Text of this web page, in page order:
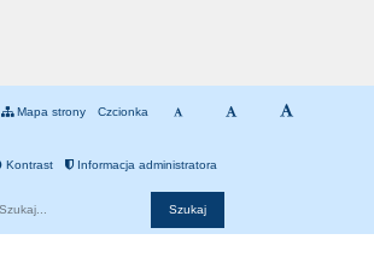
Mapa strony Czcionka
Kontrast Informacja administratora